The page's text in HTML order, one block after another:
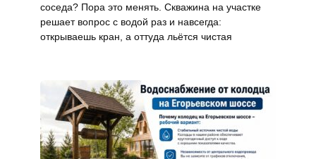
соседа? Пора это менять. Скважина на участке
решает вопрос с водой раз и навсегда:
открываешь кран, а оттуда льётся чистая